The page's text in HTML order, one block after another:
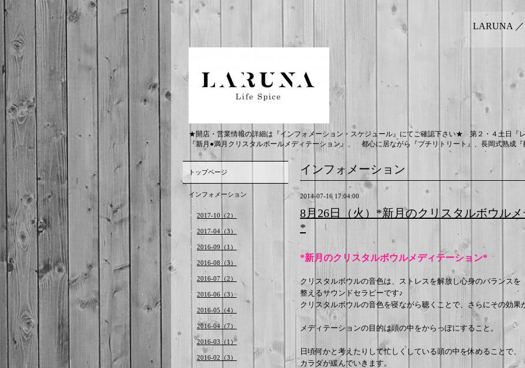
LARUNA
★開店・営業情報の詳細は『インフォメーション・スケジュール』にてご確認下さい★ 第２・４土日
『新月●満月クリスタルボールメディテーション』、 都心に居ながら『プチリトリート』、長岡式熟成
インフォメーション
2014-07-16 17:04:00
8月26日（火）*新月のクリスタルボウル
*
*新月のクリスタルボウルメディテーション*
クリスタルボウルの音色は、ストレスを解放し心身のバランスを
整えるサウンドセラピーです♪
クリスタルボウルの音色を寝ながら聴くことで、さらにその効果
メディテーションの目的は頭の中をからっぽにすること。
日頃何かと考えたりして忙しくしている頭の中を休めることで、
カラダが緩んでいきます。
トップページ
インフォメーション
2017-10（2）
2017-04（3）
2016-09（1）
2016-08（3）
2016-07（2）
2016-06（3）
2016-05（4）
2016-04（7）
2016-03（1）
2016-02（3）